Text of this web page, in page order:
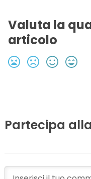
Valuta la
articolo
Partecipa